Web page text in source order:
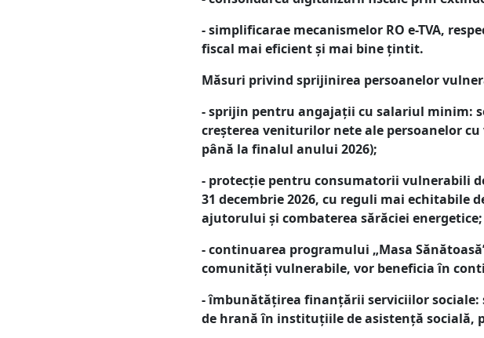
- simplificarae mecanismelor RO e-TVA,
fiscal mai eficient și mai bine țintit.
Măsuri privind sprijinirea persoanelor
- sprijin pentru angajații cu salariul minim:
creșterea veniturilor nete ale persoanelor
până la finalul anului 2026);
- protecție pentru consumatorii vulnerabili
31 decembrie 2026, cu reguli mai
ajutorului și combaterea sărăciei energetice;
- continuarea programului „Masa
comunități vulnerabile, vor beneficia în
- îmbunătățirea finanțării serviciilor sociale:
de hrană în instituțiile de asistență socială,